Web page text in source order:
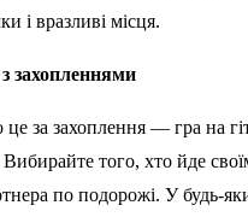
і вразливі місця.
захопленнями
за захоплення — гра на
Вибирайте того, хто йде
по подорожі. У будь-